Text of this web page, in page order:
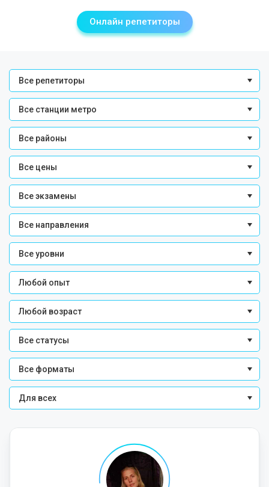
Онлайн репетиторы
Все репетиторы
Все станции метро
Все районы
Все цены
Все экзамены
Все направления
Все уровни
Любой опыт
Любой возраст
Все статусы
Все форматы
Для всех